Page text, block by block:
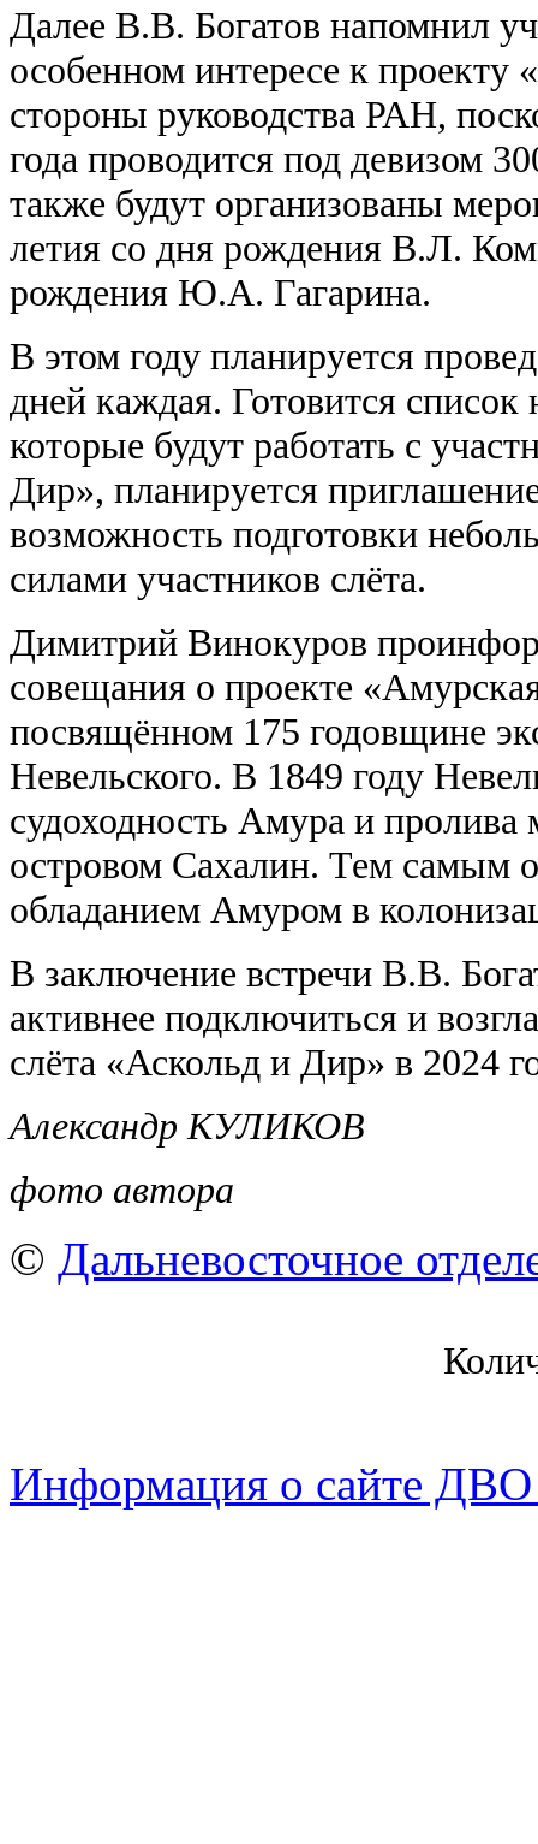
Далее В.В. Богатов напомнил
особенном интересе к проекту
стороны руководства РАН,
года проводится под девизом
также будут организованы
летия со дня рождения В.Л.
рождения Ю.А. Гагарина.
В этом году планируется
дней каждая. Готовится список
которые будут работать с
Дир», планируется
возможность подготовки
силами участников слёта.
Димитрий Винокуров
совещания о проекте
посвящённом 175 годовщине
Невельского. В 1849 году
судоходность Амура и
островом Сахалин. Тем самым
обладанием Амуром в
В заключение встречи В.В.
активнее подключиться и
слёта «Аскольд и Дир» в 2024
Александр КУЛИКОВ
фото автора
© Дальневосточное
Информация о сайте